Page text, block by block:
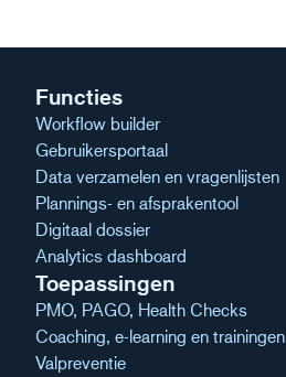
Functies
Workflow builder
Gebruikersportaal
Data verzamelen en vragenlijsten
Plannings- en afsprakentool
Digitaal dossier
Analytics dashboard
Toepassingen
PMO, PAGO, Health Checks
Coaching, e-learning en trainingen
Valpreventie